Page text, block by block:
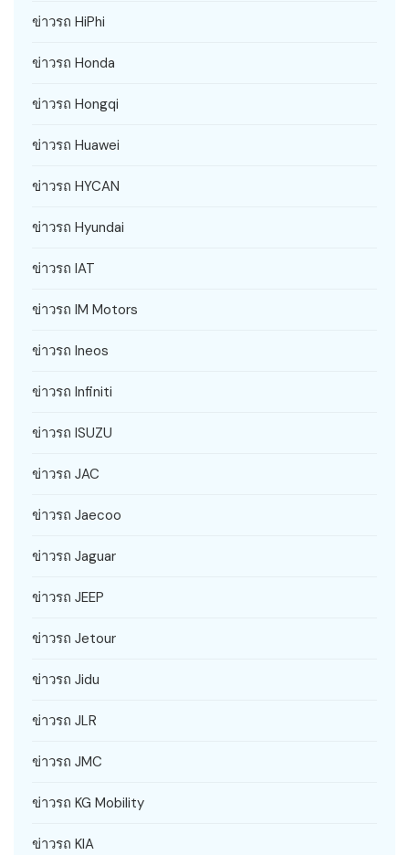
ข่าวรถ HiPhi
ข่าวรถ Honda
ข่าวรถ Hongqi
ข่าวรถ Huawei
ข่าวรถ HYCAN
ข่าวรถ Hyundai
ข่าวรถ IAT
ข่าวรถ IM Motors
ข่าวรถ Ineos
ข่าวรถ Infiniti
ข่าวรถ ISUZU
ข่าวรถ JAC
ข่าวรถ Jaecoo
ข่าวรถ Jaguar
ข่าวรถ JEEP
ข่าวรถ Jetour
ข่าวรถ Jidu
ข่าวรถ JLR
ข่าวรถ JMC
ข่าวรถ KG Mobility
ข่าวรถ KIA